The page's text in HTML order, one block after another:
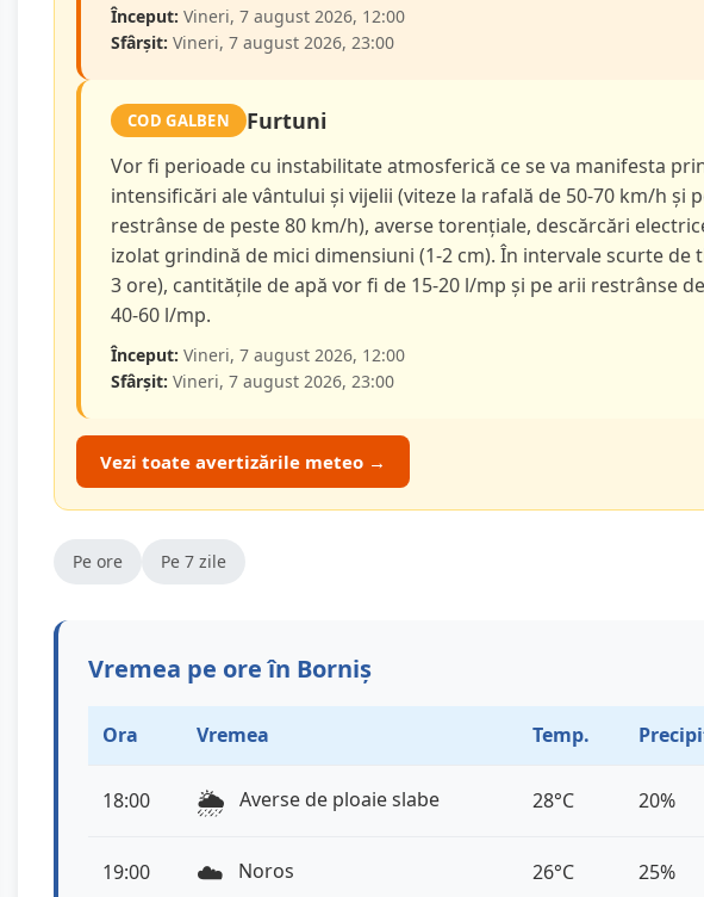
Început: Vineri, 7 august 2026, 12:00
Sfârșit: Vineri, 7 august 2026, 23:00
COD GALBEN Furtuni
Vor fi perioade cu instabilitate atmosferică ce se va manifesta
intensificări ale vântului și vijelii (viteze la rafală de 50-70 km/h și
restrânse de peste 80 km/h), averse torențiale, descărcări
izolat grindină de mici dimensiuni (1-2 cm). În intervale scurte de
3 ore), cantitățile de apă vor fi de 15-20 l/mp și pe arii restrânse
40-60 l/mp.
Început: Vineri, 7 august 2026, 12:00
Sfârșit: Vineri, 7 august 2026, 23:00
Vezi toate avertizările meteo →
Pe ore Pe 7 zile
Vremea pe ore în Borniș
Ora Vremea Temp.
18:00 🌦️ Averse de ploaie slabe 28°C 20%
19:00 ☁️ Noros 26°C 25%